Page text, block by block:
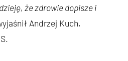
że zdrowie dopisze i
Andrzej Kuch,